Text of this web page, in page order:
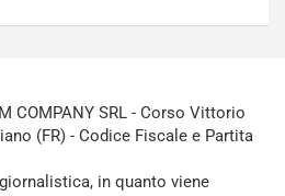
COMPANY SRL - Corso Vittorio
(FR) - Codice Fiscale e Partita
in quanto viene